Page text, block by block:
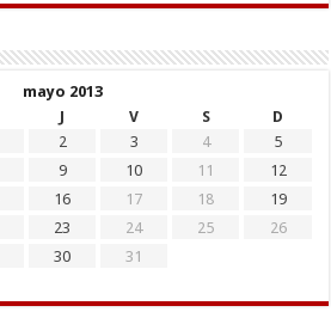
mayo 2013
J V S
D
2 3 4
5
9 10 11
12
16 17 18
19
23 24 25
26
30
31